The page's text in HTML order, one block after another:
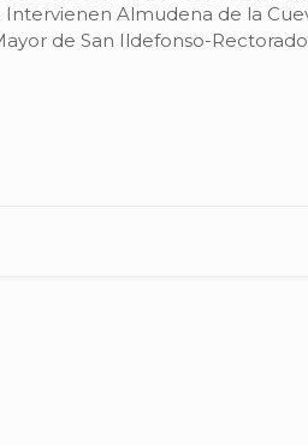
Almudena de la
de San Ildefonso-